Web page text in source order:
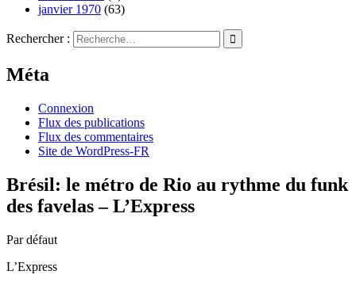
janvier 1970 (63)
Rechercher :
Méta
Connexion
Flux des publications
Flux des commentaires
Site de WordPress-FR
Brésil: le métro de Rio au rythme du funk
des favelas – L’Express
Par défaut
L’Express